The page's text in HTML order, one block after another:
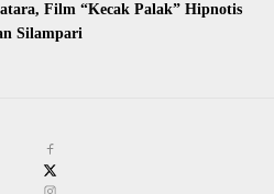
Film “Kecak Palak” Hipnotis
Silampari